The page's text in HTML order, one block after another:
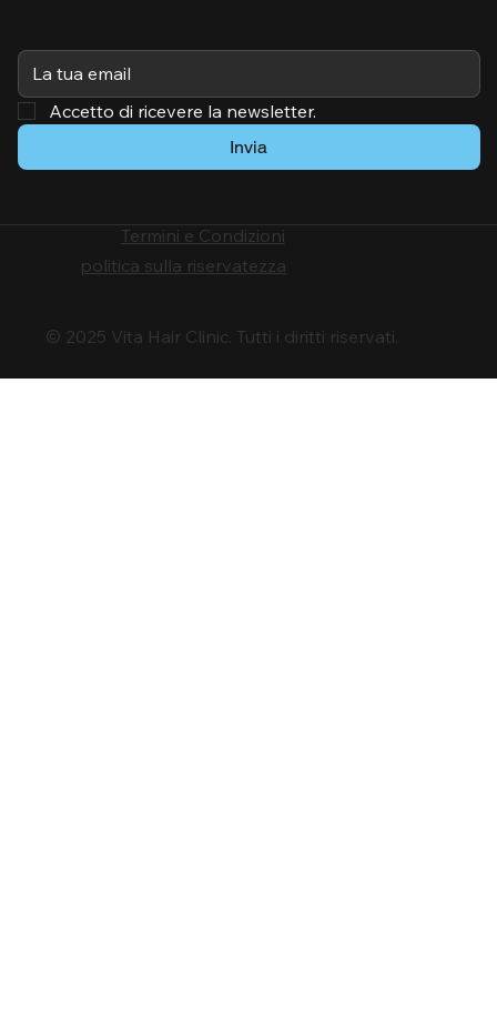
Accetto di ricevere la newsletter.
Invia
© 2025 Vita Hair Clinic. Tutti i diritti riservati.
Termini e Condizioni
politica sulla riservatezza